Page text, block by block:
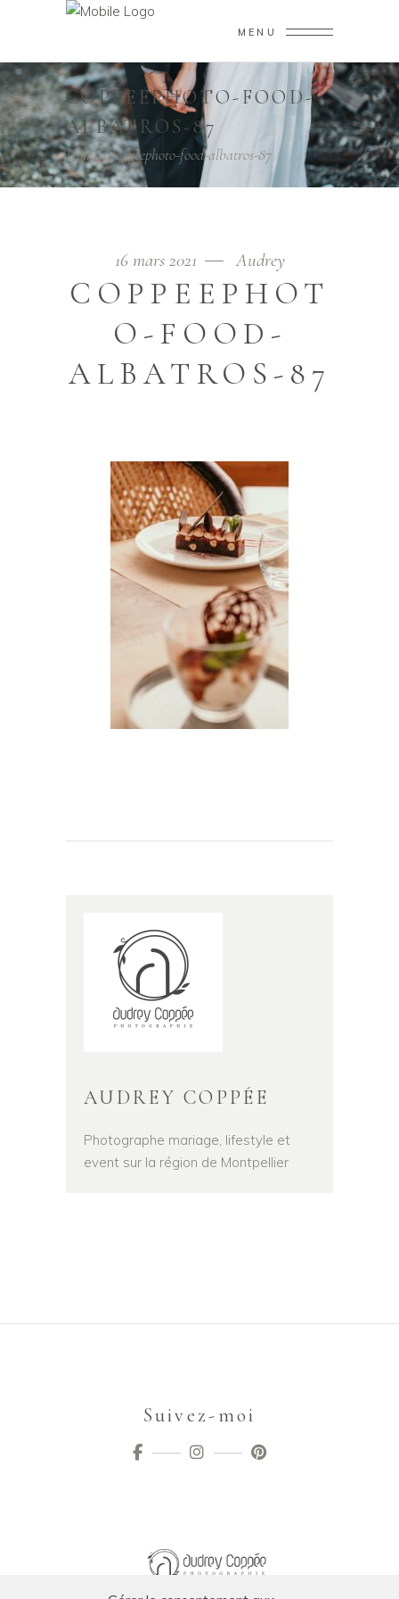
MENU
COPPEEPHOTO-FOOD-
ALBATROS-87
Home/coppeephoto-food-albatros-87
16 mars 2021 Audrey
COPPEEPHOT
O-FOOD-
ALBATROS-87
AUDREY COPPÉE
Photographe mariage, lifestyle et
event sur la région de Montpellier
Suivez-moi